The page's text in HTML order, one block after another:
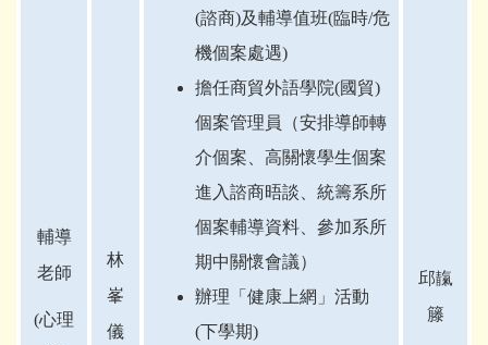
輔導
老師
(心理
林
峯
儀
(諮商)及輔導值班(臨時/危
機個案處遇)
擔任商貿外語學院(國貿)
個案管理員（安排導師轉
介個案、高關懷學生個案
進入諮商晤談、統籌系所
個案輔導資料、參加系所
期中關懷會議）
辦理「健康上網」活動
(下學期)
邱靝
籐